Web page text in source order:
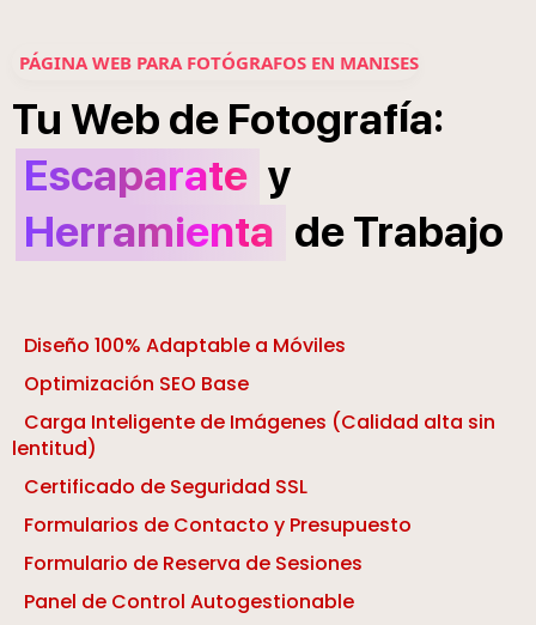
PÁGINA WEB PARA FOTÓGRAFOS EN MANISES
Tu Web de Fotografía:
Escaparate y
Herramienta deTrabajo
Diseño 100% Adaptable a Móviles
Optimización SEO Base
Carga Inteligente de Imágenes (Calidad alta sin
lentitud)
Certificado de Seguridad SSL
Formularios de Contacto y Presupuesto
Formulario de Reserva de Sesiones
Panel de Control Autogestionable